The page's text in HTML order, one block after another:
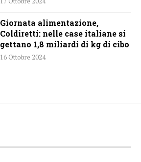
Giornata alimentazione,
Coldiretti: nelle case italiane si
gettano 1,8 miliardi di kg di cibo
16 Ottobre 2024